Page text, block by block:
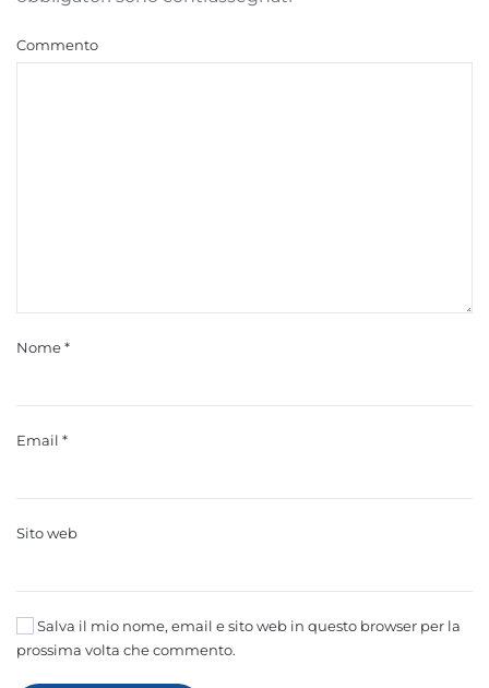
Commento
Nome*
Email *
Sito web
Salva il mio nome, email e sito web in questo browser per la
prossima volta che commento.